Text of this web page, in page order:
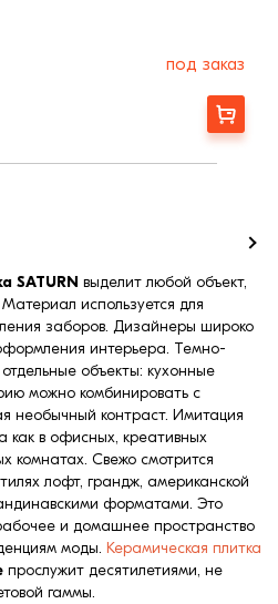
под заказ
Заказать
SATURN выделит любой объект,
используется для
заборов. Дизайнеры широко
интерьера. Темно-
объекты: кухонные
можно комбинировать с
необычный контраст. Имитация
как в офисных, креативных
комнатах. Свежо смотрится
лофт, грандж, американской
форматами. Это
и домашнее пространство
моды. Керамическая плитка
прослужит десятилетиями, не
гаммы.